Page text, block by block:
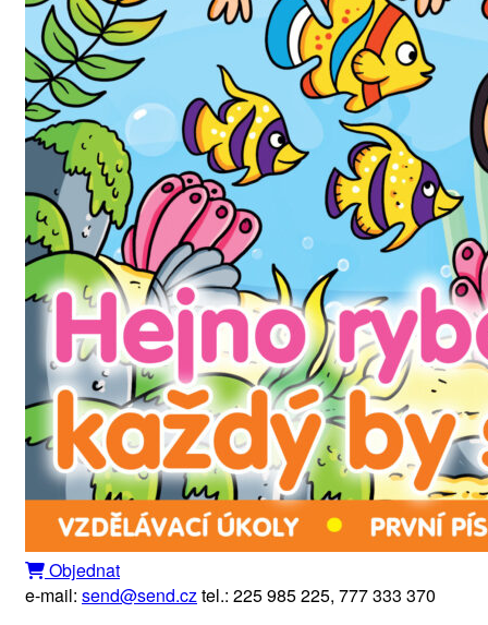
Objednat
e-mail: send@send.cztel.: 225 985 225, 777 333 370